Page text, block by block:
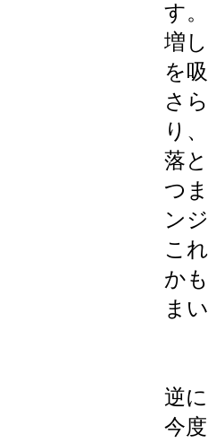
す
増
を
さ
り
落
つ
ン
こ
か
ま
逆
今